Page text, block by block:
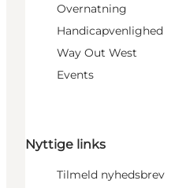
Overnatning
Handicapvenlighed
Way Out West
Events
Nyttige links
Tilmeld nyhedsbrev